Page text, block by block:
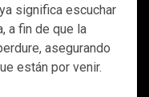
significa escuchar
a fin de que la
asegurando
están por venir.